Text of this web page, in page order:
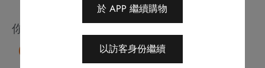
你可能會喜歡
於 APP 繼續購物
以訪客身份繼續